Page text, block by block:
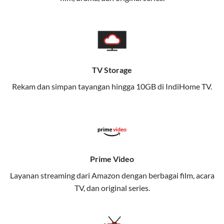
memungkinkan Anda menikmati internet cepat baik
Dengan Telkomsel One, Anda tidak terikat pada satu
teknologi jaringan tertentu, sehingga bisa menikmati
fleksibilitas dan kenyamanan maksimal.
Keunggulan Telkomsel One
streaming, gaming, dan bekerja dari rumah.
Memudahkan Anda dalam mengelola jaringan dan
meningkatkan keamanan.
TV Storage
Rekam dan simpan tayangan hingga 10GB di IndiHome TV.
Prime Video
Layanan streaming dari Amazon dengan berbagai film, acara
TV, dan original series.